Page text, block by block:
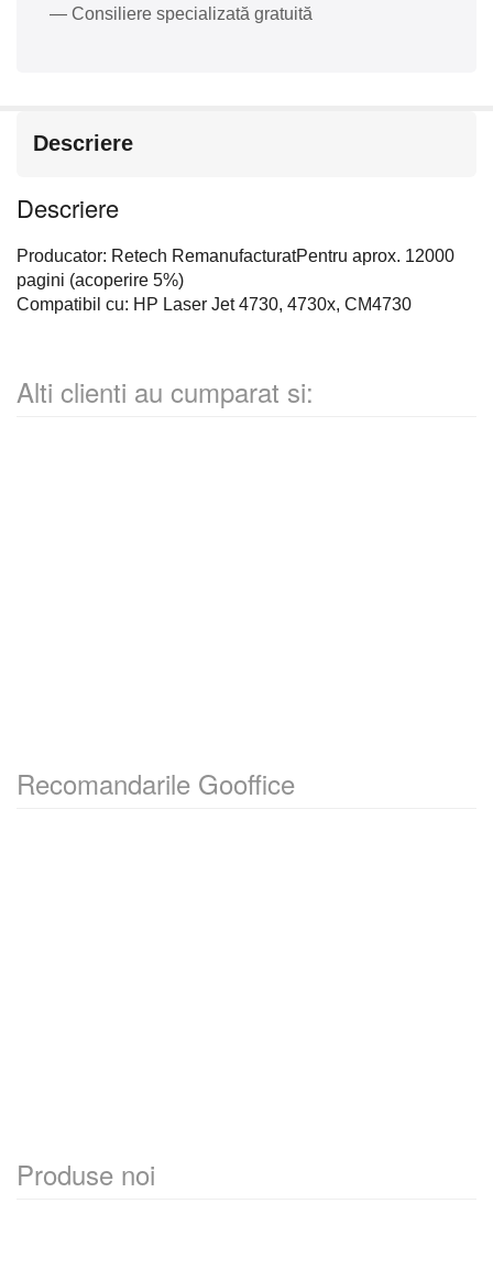
— Consiliere specializată gratuită
Descriere
Descriere
Producator: Retech RemanufacturatPentru aprox. 12000
pagini (acoperire 5%)
Compatibil cu: HP Laser Jet 4730, 4730x, CM4730
Alti clienti au cumparat si:
Recomandarile Gooffice
Produse noi